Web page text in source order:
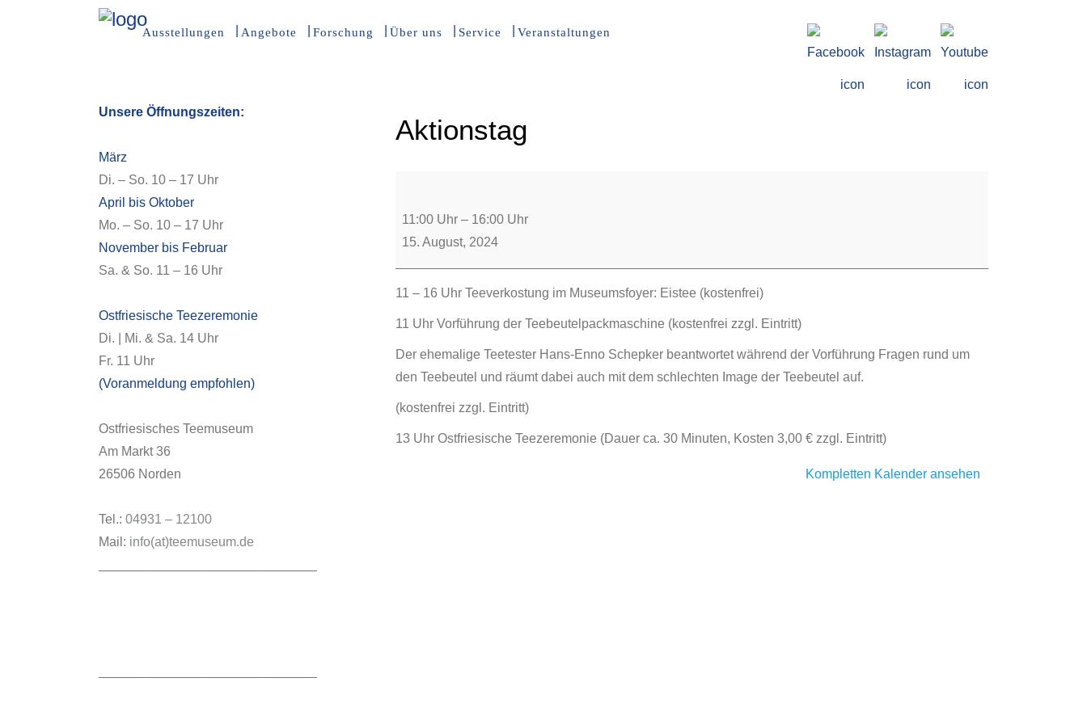
Ausstellungen Angebote Forschung Über uns Service Veranstaltungen
Aktionstag
11:00 Uhr – 16:00 Uhr
15. August, 2024
11 – 16 Uhr Teeverkostung im Museumsfoyer: Eistee (kostenfrei)
11 Uhr Vorführung der Teebeutelpackmaschine (kostenfrei zzgl. Eintritt)
Der ehemalige Teetester Hans-Enno Schepker beantwortet während der Vorführung Fragen rund um
den Teebeutel und räumt dabei auch mit dem schlechten Image der Teebeutel auf.
(kostenfrei zzgl. Eintritt)
13 Uhr Ostfriesische Teezeremonie (Dauer ca. 30 Minuten, Kosten 3,00 € zzgl. Eintritt)
Kompletten Kalender ansehen
Unsere Öffnungszeiten:
März
Di. – So. 10 – 17 Uhr
April bis Oktober
Mo. – So. 10 – 17 Uhr
November bis Februar
Sa. & So. 11 – 16 Uhr
Ostfriesische Teezeremonie
Di. | Mi. & Sa. 14 Uhr
Fr. 11 Uhr
(Voranmeldung empfohlen)
Ostfriesisches Teemuseum
Am Markt 36
26506 Norden
Tel.: 04931 – 12100
Mail: info(at)teemuseum.de